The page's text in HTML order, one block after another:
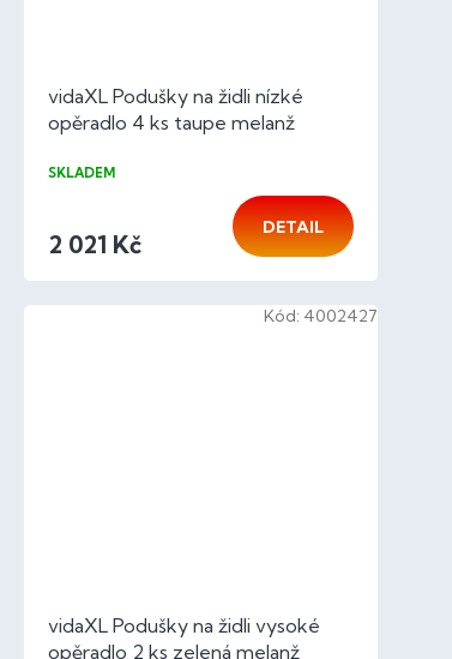
vidaXL Podušky na židli nízké
opěradlo 4 ks taupe melanž
SKLADEM
2 021 Kč
DETAIL
vidaXL Podušky na židli vysoké
opěradlo 2 ks zelená melanž
Kód: 4002427